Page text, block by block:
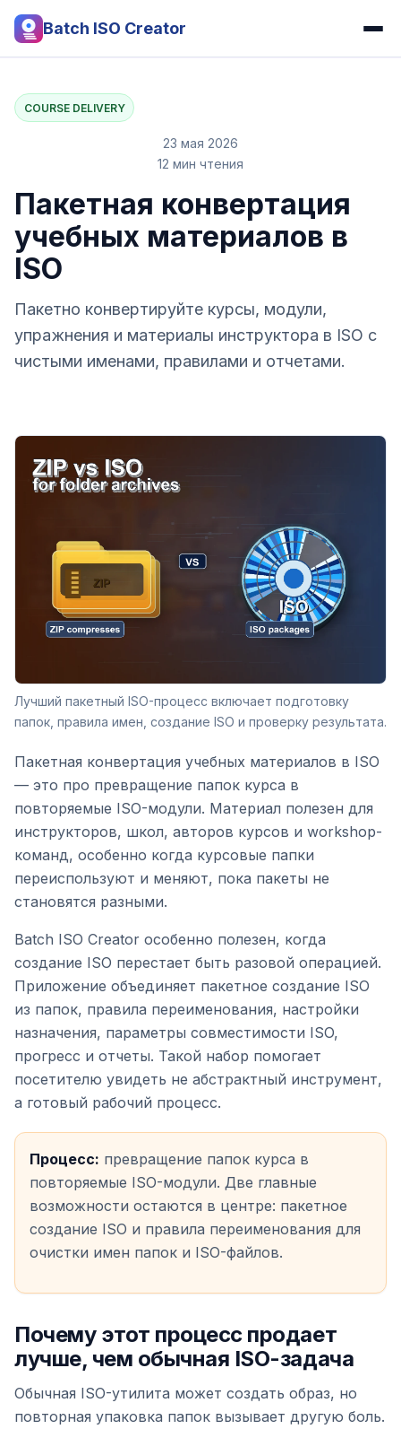
Batch ISO Creator
COURSE DELIVERY
23 мая 2026
12 мин чтения
Пакетная конвертация
учебных материалов в
ISO
Пакетно конвертируйте курсы, модули,
упражнения и материалы инструктора в ISO с
чистыми именами, правилами и отчетами.
Лучший пакетный ISO-процесс включает подготовку
папок, правила имен, создание ISO и проверку результата.
Пакетная конвертация учебных материалов в ISO
— это про превращение папок курса в
повторяемые ISO-модули. Материал полезен для
инструкторов, школ, авторов курсов и workshop-
команд, особенно когда курсовые папки
переиспользуют и меняют, пока пакеты не
становятся разными.
Batch ISO Creator особенно полезен, когда
создание ISO перестает быть разовой операцией.
Приложение объединяет пакетное создание ISO
из папок, правила переименования, настройки
назначения, параметры совместимости ISO,
прогресс и отчеты. Такой набор помогает
посетителю увидеть не абстрактный инструмент,
а готовый рабочий процесс.
Процесс: превращение папок курса в
повторяемые ISO-модули. Две главные
возможности остаются в центре: пакетное
создание ISO и правила переименования для
очистки имен папок и ISO-файлов.
Почему этот процесс продает
лучше, чем обычная ISO-задача
Обычная ISO-утилита может создать образ, но
повторная упаковка папок вызывает другую боль.